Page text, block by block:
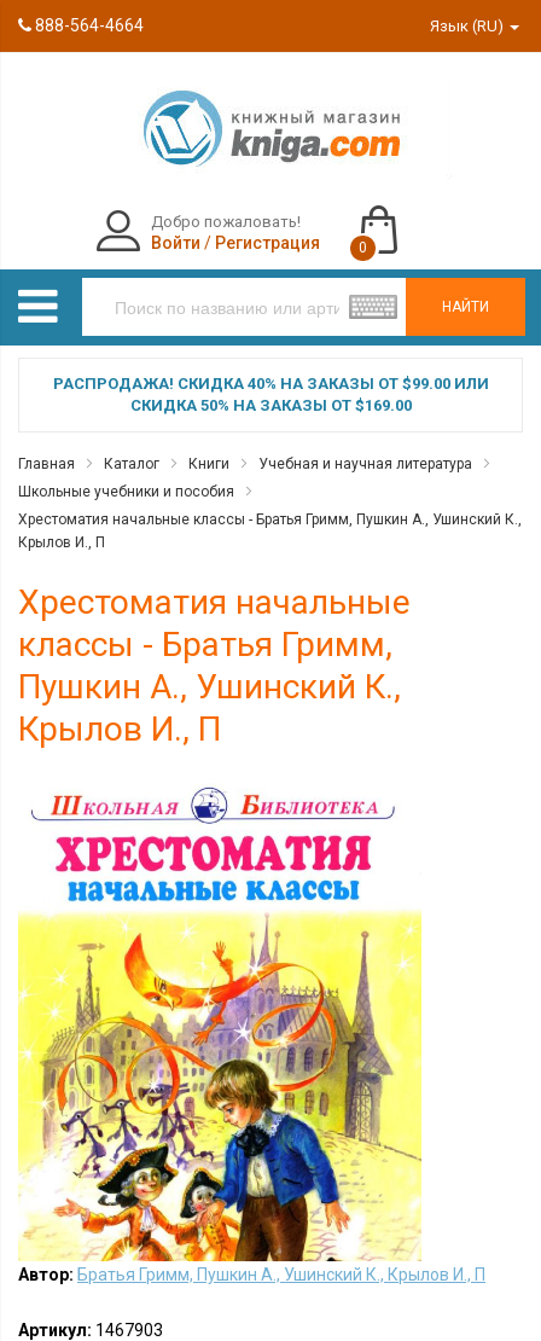
888-564-4664 Язык (RU)
НАЙТИ
Добро пожаловать!
Войти / Регистрация 0
РАСПРОДАЖА! СКИДКА 40% НА ЗАКАЗЫ ОТ $99.00 ИЛИ
СКИДКА 50% НА ЗАКАЗЫ ОТ $169.00
Главная Каталог Книги
Учебная и научная литература
Школьные учебники и пособия
Хрестоматия начальные классы - Братья Гримм, Пушкин А., Ушинский К.,
Крылов И., П
Хрестоматия начальные
классы - Братья Гримм,
Пушкин А., Ушинский К.,
Крылов И., П
Автор: Братья Гримм, Пушкин А., Ушинский К., Крылов И., П
Артикул: 1467903